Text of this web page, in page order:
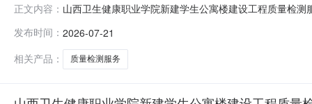
正文内容： 山西卫生健康职业学院新建学生公寓楼建设工程质量检
下：一、项目名称：山西卫生健康职业学院新建学生公
2：抽检常规检测工
发布时间： 2026-07-21
相关产品：
质量检测服务